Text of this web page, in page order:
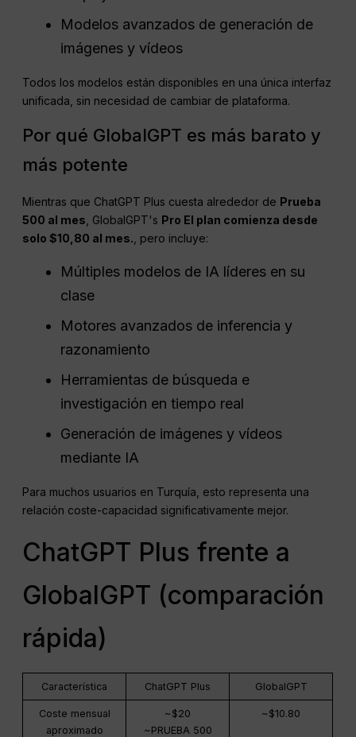
Modelos avanzados de generación de
imágenes y vídeos
Todos los modelos están disponibles en una única interfaz
unificada, sin necesidad de cambiar de plataforma.
Por qué GlobalGPT es más barato y
más potente
Mientras que ChatGPT Plus cuesta alrededor de Prueba
500 al mes, GlobalGPT's Pro El plan comienza desde
solo $10,80 al mes., pero incluye:
Múltiples modelos de IA líderes en su
clase
Motores avanzados de inferencia y
razonamiento
Herramientas de búsqueda e
investigación en tiempo real
Generación de imágenes y vídeos
mediante IA
Para muchos usuarios en Turquía, esto representa una
relación coste-capacidad significativamente mejor.
ChatGPT Plus frente a
GlobalGPT (comparación
rápida)
Característica ChatGPT Plus GlobalGPT
Coste mensual
aproximado
~$20
~PRUEBA 500
~$10.80